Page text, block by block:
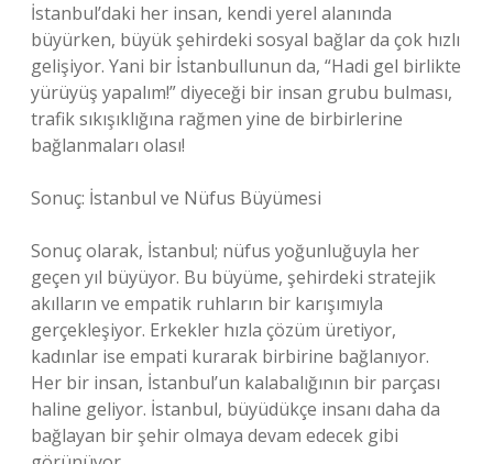
İstanbul’daki her insan, kendi yerel alanında
büyürken, büyük şehirdeki sosyal bağlar da çok hızlı
gelişiyor. Yani bir İstanbullunun da, “Hadi gel birlikte
yürüyüş yapalım!” diyeceği bir insan grubu bulması,
trafik sıkışıklığına rağmen yine de birbirlerine
bağlanmaları olası!
Sonuç: İstanbul ve Nüfus Büyümesi
Sonuç olarak, İstanbul; nüfus yoğunluğuyla her
geçen yıl büyüyor. Bu büyüme, şehirdeki stratejik
akılların ve empatik ruhların bir karışımıyla
gerçekleşiyor. Erkekler hızla çözüm üretiyor,
kadınlar ise empati kurarak birbirine bağlanıyor.
Her bir insan, İstanbul’un kalabalığının bir parçası
haline geliyor. İstanbul, büyüdükçe insanı daha da
bağlayan bir şehir olmaya devam edecek gibi